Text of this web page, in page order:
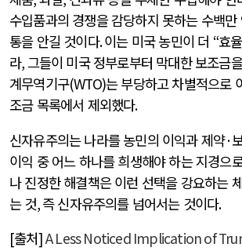
수입품과의 경쟁을 감당하지 못하는 수백
통을 안길 것이다.이는 미국 농민이 더 “효
라,그들이 미국 정부로부터 막대한 보조금
계무역기구(WTO)는 부당하고 차별적으로
조금 목록에서 제외했다.
신자유주의는 나라를 농민의 이익과 제약·
이익 중 어느 하나를 희생해야 하는 지경으
나 진정한 해결책은 이런 선택을 강요하는
는 것,즉 신자유주의를 넘어서는 것이다.
[출처]A Less Noticed Implication of